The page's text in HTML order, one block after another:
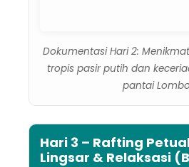
Dokumentasi Hari 2:
tropis pasir putih dan
pantai
Hari 3 – Rafting
Lingsar & Relaksasi